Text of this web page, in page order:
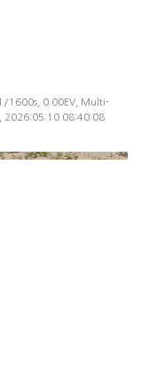
1600s, 0.00EV, Multi-
2026:05:10 08:40:08